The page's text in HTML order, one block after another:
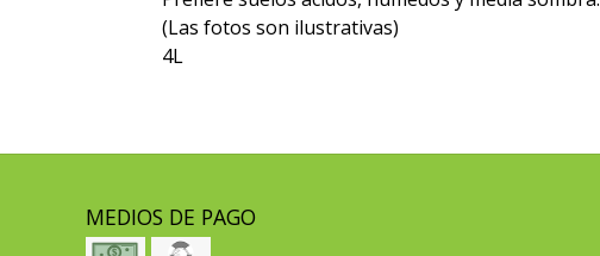
(Las fotos son ilustrativas)
4L
MEDIOS DE PAGO